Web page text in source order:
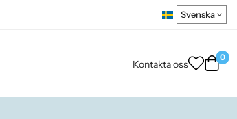
Kontakta oss
0